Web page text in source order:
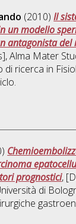
(2010)Il
un modello
antagonista del
Alma Mater
di ricerca in
prognostici,
di